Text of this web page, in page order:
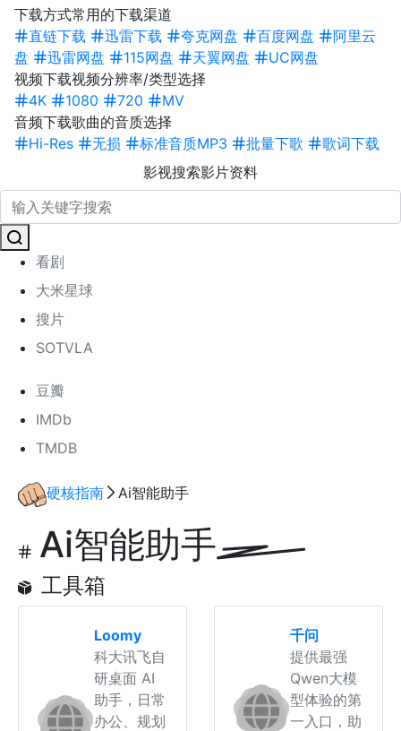
下载方式常用的下载渠道
直链下载
迅雷下载 夸克网盘 百度网盘
阿里云
盘
迅雷网盘 115网盘 天翼网盘
UC网盘
视频下载视频分辨率/类型选择
4K
1080 720
MV
音频下载歌曲的音质选择
Hi-Res
无损 标准音质MP3 批量下歌
歌词下载
影视搜索影片资料
看剧
大米星球
搜片
SOTVLA
豆瓣
IMDb
TMDB
硬核指南 Ai智能助手
Ai智能助手
工具箱
Loomy
科大讯飞自
研桌面 AI
助手，日常
办公、规划
千问
提供最强
Qwen大模
型体验的第
一入口，助